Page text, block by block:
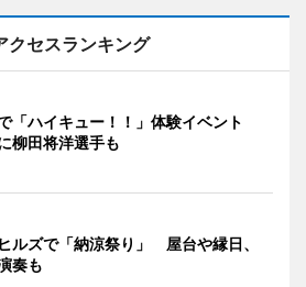
クセスランキング
「ハイキュー！！」体験イベント
柳田将洋選手も
ルズで「納涼祭り」 屋台や縁日、
奏も